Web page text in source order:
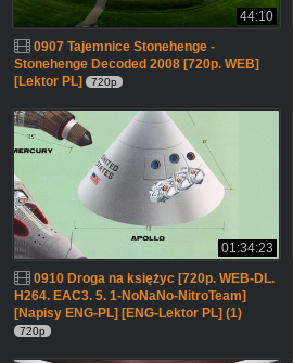
44:10
0907 Tajemnice Stonehenge -
Stonehenge Decoded 2008 [720p. WEB]
[Lektor PL]
720p
01:34:23
0910 Droga na księżyc [720p. WEB-DL.
H264. EAC3. 5. 1-NoNaNo-NitroTeam]
[Napisy ENG-PL] [ENG-Lektor PL] (1)
720p